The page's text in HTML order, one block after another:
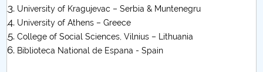
University of Kragujevac – Serbia & Muntenegru
University of Athens – Greece
College of Social Sciences, Vilnius – Lithuania
Biblioteca National de Espana - Spain